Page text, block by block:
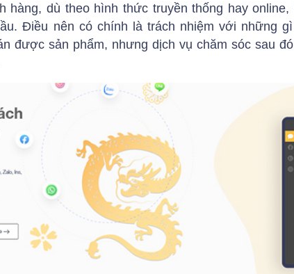
hàng, dù theo hình thức truyền thống hay
Điều nên có chính là trách nhiệm với những
được sản phẩm, nhưng dịch vụ chăm sóc sau